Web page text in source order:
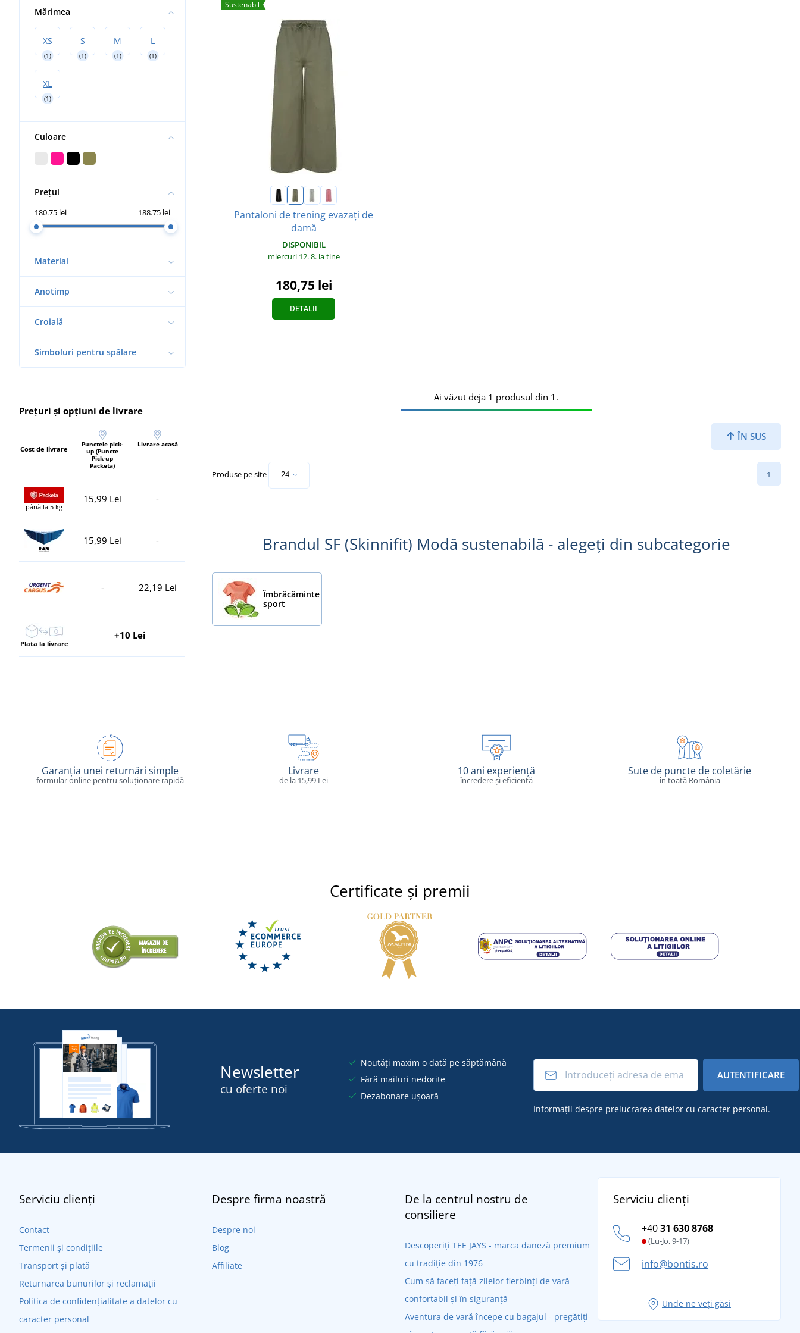
Mărimea
XS
(1)
S
(1)
M
(1)
L
(1)
XL
(1)
Culoare
Prețul
180.75 lei 188.75 lei
Material
Anotimp
Croială
Simboluri pentru spălare
Prețuri și opțiuni de livrare
Cost de livrare
Punctele pick-
up (Puncte
Pick-up
Packeta)
Livrare acasă
până la 5 kg
15,99 Lei -
15,99 Lei -
- 22,19 Lei
Plata la livrare
+10 Lei
Sustenabil
Pantaloni de trening evazați de
damă
DISPONIBIL
miercuri 12. 8. la tine
180,75 lei
DETALII
ÎN SUS
Ai văzut deja 1 produsul din 1.
Produse pe site 1
Brandul SF (Skinnifit) Modă sustenabilă - alegeți din subcategorie
Îmbrăcăminte
sport
Garanția unei returnări simple
formular online pentru soluționare rapidă
Livrare
de la 15,99 Lei
10 ani experiență
încredere și eficiență
Sute de puncte de coletărie
în toată România
Certificate și premii
Newsletter
cu oferte noi
Noutăți maxim o dată pe săptămână
Fără mailuri nedorite
Dezabonare ușoară
AUTENTIFICARE
Informații despre prelucrarea datelor cu caracter personal.
Serviciu clienți
Contact
Termenii și condițiile
Transport și plată
Returnarea bunurilor și reclamații
Politica de confidențialitate a datelor cu
caracter personal
Despre firma noastră
Despre noi
Blog
Affiliate
De la centrul nostru de
consiliere
Descoperiți TEE JAYS - marca daneză premium
cu tradiție din 1976
Cum să faceți față zilelor fierbinți de vară
confortabil și în siguranță
Aventura de vară începe cu bagajul - pregătiți-
Serviciu clienți
+4031 630 8768
(Lu-Jo, 9-17)
info@bontis.ro
Unde ne veți găsi